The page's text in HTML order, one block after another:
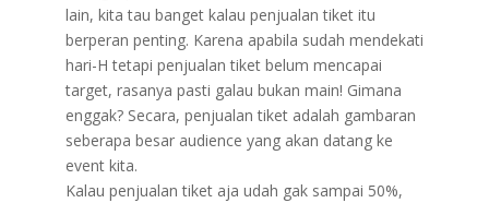
lain, kita tau banget kalau penjualan tiket itu
berperan penting. Karena apabila sudah mendekati
hari-H tetapi penjualan tiket belum mencapai
target, rasanya pasti galau bukan main! Gimana
enggak? Secara, penjualan tiket adalah gambaran
seberapa besar audience yang akan datang ke
event kita.
Kalau penjualan tiket aja udah gak sampai 50%,